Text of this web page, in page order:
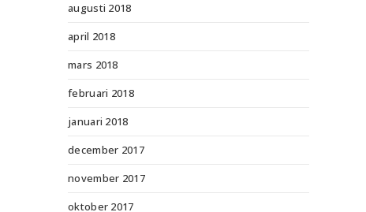
augusti 2018
april 2018
mars 2018
februari 2018
januari 2018
december 2017
november 2017
oktober 2017